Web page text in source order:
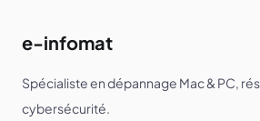
e-infomat
Spécialiste en dépannage Mac & PC,
cybersécurité.